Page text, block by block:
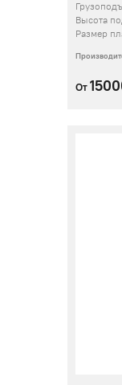
Высота
Размер
От